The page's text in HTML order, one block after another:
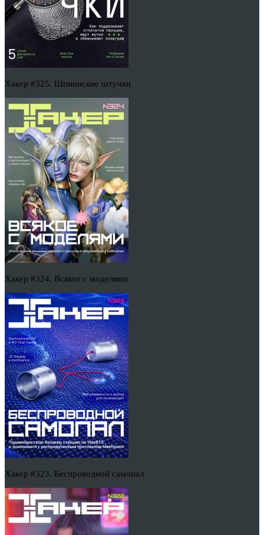
Хакер #325. Шпионские штучки
Хакер #324. Всякое с моделями
Хакер #323. Беспроводной самопал